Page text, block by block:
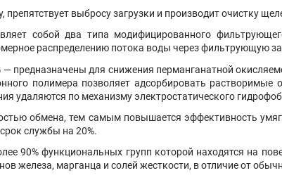
выбросу загрузки и производит очистку
собой два типа модифицированного
распределению потока воды через фильтрующую
предназначены для снижения перманганатной
полимера позволяет адсорбировать
удаляются по механизму электростатического
обмена, тем самым повышается эффективность
службы на 20%.
90% функциональных групп которой находятся на
железа, марганца и солей жесткости, в отличие от